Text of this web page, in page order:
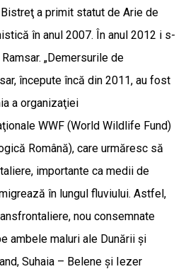
a primit statut de Arie de
în anul 2007. În anul 2012 i s-
„Demersurile de
începute încă din 2011, au fost
a organizaţiei
WWF (World Wildlife Fund)
Română), care urmăresc să
importante ca medii de
în lungul fluviului. Astfel,
nou consemnate
ambele maluri ale Dunării şi
Suhaia – Belene şi Iezer